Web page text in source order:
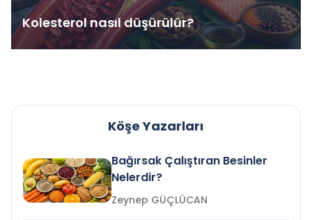
Kolesterol nasıl düşürülür?
Köşe Yazarları
Bağırsak Çalıştıran Besinler
Nelerdir?
Zeynep GÜÇLÜCAN